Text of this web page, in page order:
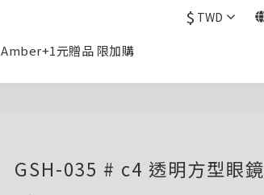
$ TWD
Amber+1元贈品 限加購
GSH-035 # c4 透明方型眼鏡